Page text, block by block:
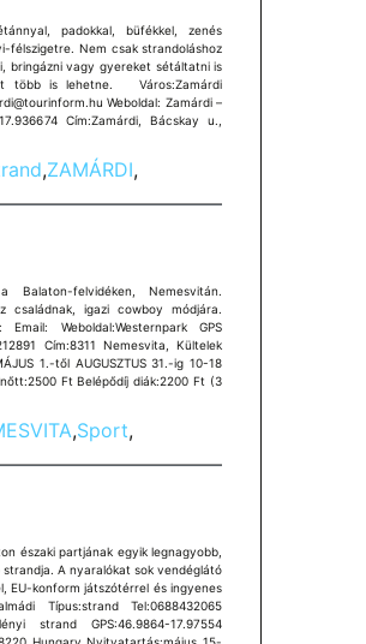
padokkal, büfékkel, zenés
félszigetre. Nem csak strandoláshoz
bringázni vagy gyereket sétáltatni is
több is lehetne. Város:Zamárdi
Weboldal: Zamárdi –
Cím:Zamárdi, Bácskay u.,
,ZAMÁRDI,
Balaton-felvidéken, Nemesvitán.
családnak, igazi cowboy módjára.
Email: Weboldal:Westernpark GPS
Cím:8311 Nemesvita, Kültelek
1.-től AUGUSZTUS 31.-ig 10-18
Ft Belépődíj diák:2200 Ft (3
,Sport,
északi partjának egyik legnagyobb,
A nyaralókat sok vendéglátó
EU-konform játszótérrel és ingyenes
Típus:strand Tel:0688432065
strand GPS:46.9864-17.97554